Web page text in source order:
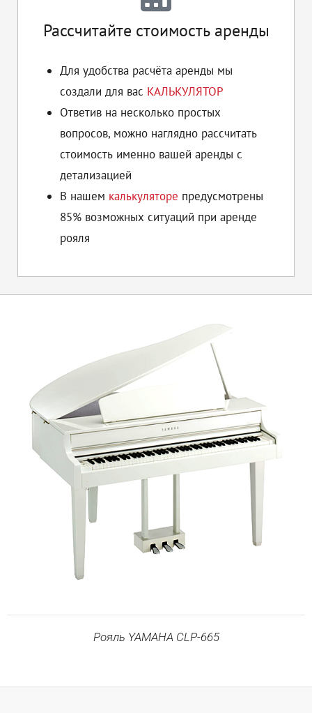
Рассчитайте стоимость аренды
Для удобства расчёта аренды мы
создали для вас КАЛЬКУЛЯТОР
Ответив на несколько простых
вопросов, можно наглядно рассчитать
стоимость именно вашей аренды с
детализацией
В нашем калькуляторе предусмотрены
85% возможных ситуаций при аренде
рояля
Рояль YAMAHA CLP-665